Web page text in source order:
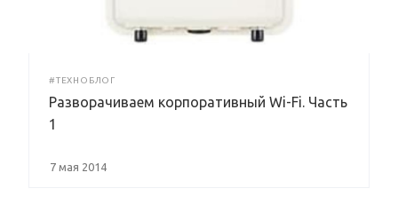
#ТЕХНОБЛОГ
Разворачиваем корпоративный Wi-Fi. Часть
1
7 мая 2014